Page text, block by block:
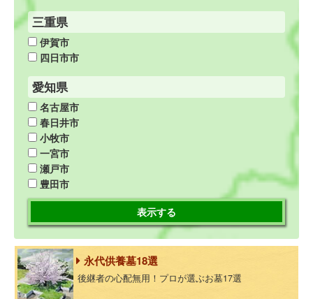
三重県
伊賀市
四日市市
愛知県
名古屋市
春日井市
小牧市
一宮市
瀬戸市
豊田市
表示する
永代供養墓18選
後継者の心配無用！プロが選ぶお墓17選